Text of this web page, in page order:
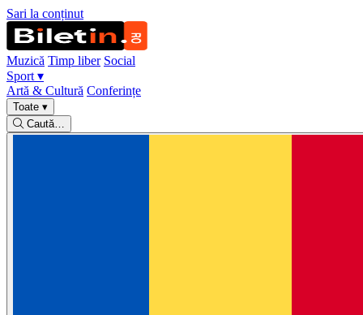
Sari la conținut
Muzică Timp liber Social
Sport ▾
Artă & Cultură Conferințe
Toate ▾
Caută…